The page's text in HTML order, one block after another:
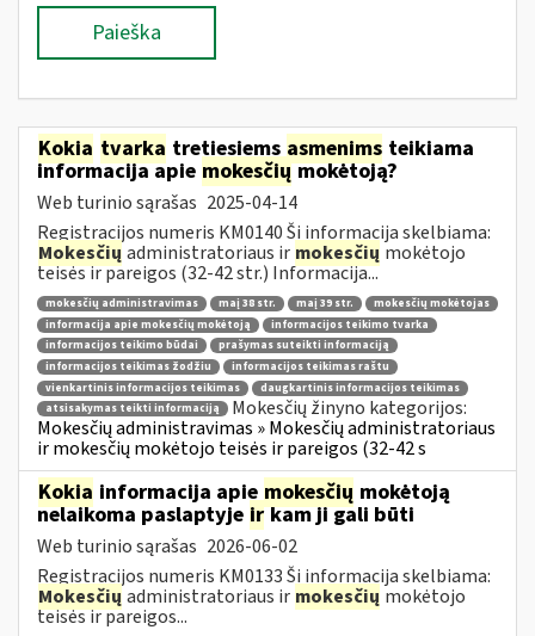
Paieška
Kokia tvarka tretiesiems asmenims teikiama
informacija apie mokesčiųmokėtoją?
Web turinio sąrašas 2025-04-14
Registracijos numeris KM0140 Ši informacija skelbiama:
Mokesčių administratoriaus ir mokesčių mokėtojo
teisės ir pareigos (32-42 str.) Informacija...
mokesčių administravimas maį 38 str. maį 39 str.
mokesčių mokėtojas
informacija apie mokesčių mokėtoją
informacijos teikimo tvarka
informacijos teikimo būdai
prašymas suteikti informaciją
informacijos teikimas žodžiu
informacijos teikimas raštu
vienkartinis informacijos teikimas
daugkartinis informacijos teikimas
atsisakymas teikti informaciją
Mokesčių žinyno kategorijos:
Mokesčių administravimas » Mokesčių administratoriaus
ir mokesčių mokėtojo teisės ir pareigos (32-42 s
Kokia informacija apie mokesčių mokėtoją
nelaikoma paslaptyje irkam ji gali būti
Web turinio sąrašas 2026-06-02
Registracijos numeris KM0133 Ši informacija skelbiama:
Mokesčių administratoriaus ir mokesčių mokėtojo
teisės ir pareigos...